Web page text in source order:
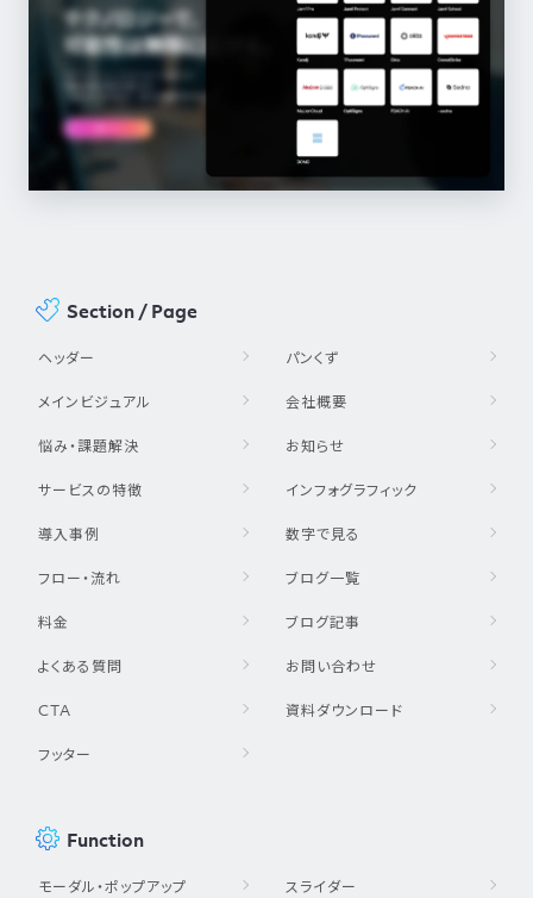
Section / Page
ヘッダー
メインビジュアル
悩み・課題解決
サービスの特徴
導入事例
フロー・流れ
料金
よくある質問
CTA
フッター
パンくず
会社概要
お知らせ
インフォグラフィック
数字で見る
ブログ一覧
ブログ記事
お問い合わせ
資料ダウンロード
Function
モーダル・ポップアップ スライダー